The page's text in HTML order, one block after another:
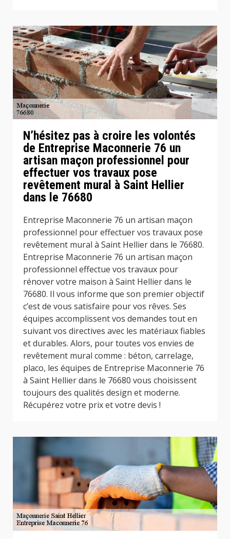
N’hésitez pas à croire les volontés
de Entreprise Maconnerie 76 un
artisan maçon professionnel pour
effectuer vos travaux pose
revêtement mural à Saint Hellier
dans le 76680
Entreprise Maconnerie 76 un artisan maçon
professionnel pour effectuer vos travaux pose
revêtement mural à Saint Hellier dans le 76680.
Entreprise Maconnerie 76 un artisan maçon
professionnel effectue vos travaux pour
rénover votre maison à Saint Hellier dans le
76680. Il vous informe que son premier objectif
c’est de vous satisfaire pour vos rêves. Ses
équipes accomplissent vos demandes tout en
suivant vos directives avec les matériaux fiables
et durables. Alors, pour toutes vos envies de
revêtement mural comme : béton, carrelage,
placo, les équipes de Entreprise Maconnerie 76
à Saint Hellier dans le 76680 vous choisissent
toujours des qualités design et moderne.
Récupérez votre prix et votre devis !